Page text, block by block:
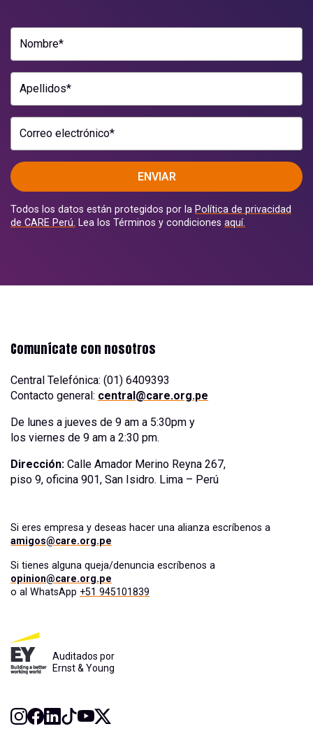
Nombre*
Apellidos*
Correo electrónico*
ENVIAR
Todos los datos están protegidos por la Política de privacidad
de CARE Perú.
Lea los Términos y condiciones aquí.
Comunícate con nosotros
Central Telefónica: (01) 6409393
Contacto general: central@care.org.pe
De lunes a jueves de 9 am a 5:30pm y
los viernes de 9 am a 2:30 pm.
Dirección: Calle Amador Merino Reyna 267,
piso 9, oficina 901, San Isidro. Lima – Perú
Si eres empresa y deseas hacer una alianza escríbenos a
amigos@care.org.pe
Si tienes alguna queja/denuncia escríbenos a
opinion@care.org.pe
o al WhatsApp +51 945101839
Auditados por
Ernst & Young